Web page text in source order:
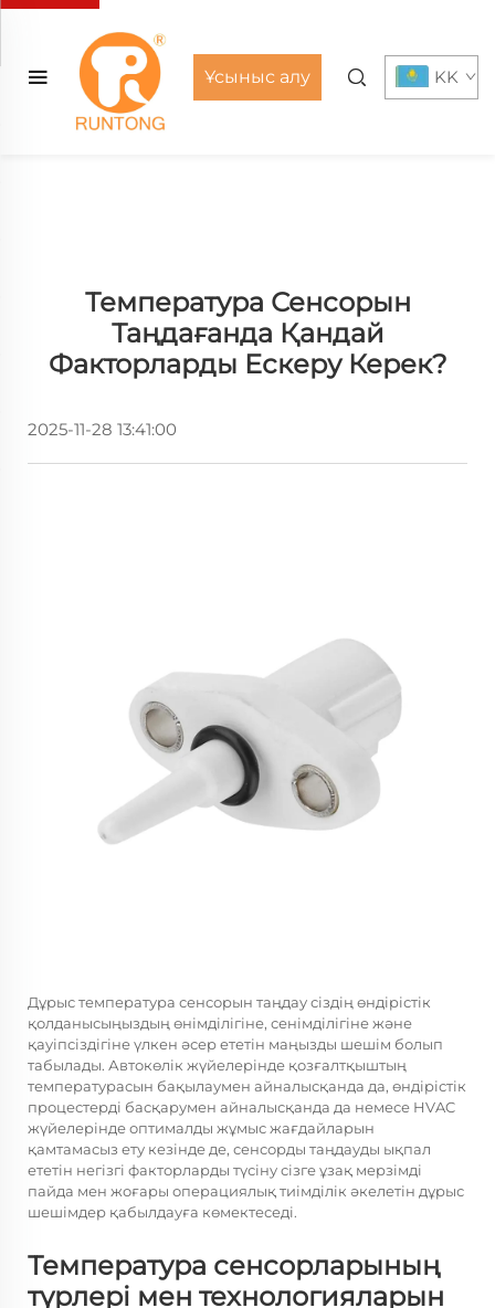
Ұсыныс алу KK
Температура Сенсорын
Таңдағанда Қандай
Факторларды Ескеру Керек?
2025-11-28 13:41:00
Дұрыс температура сенсорын таңдау сіздің өндірістік
қолданысыңыздың өнімділігіне, сенімділігіне және
қауіпсіздігіне үлкен әсер ететін маңызды шешім болып
табылады. Автокөлік жүйелерінде қозғалтқыштың
температурасын бақылаумен айналысқанда да, өндірістік
процестерді басқарумен айналысқанда да немесе HVAC
жүйелерінде оптималды жұмыс жағдайларын
қамтамасыз ету кезінде де, сенсорды таңдауды ықпал
ететін негізгі факторларды түсіну сізге ұзақ мерзімді
пайда мен жоғары операциялық тиімділік әкелетін дұрыс
шешімдер қабылдауға көмектеседі.
Температура сенсорларының
түрлері мен технологияларын